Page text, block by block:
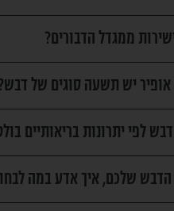
ממגדל הדבורים?
יש תשעה סוגים של
לפי יתרונות בריאותיים
שלכם, איך אדע במה